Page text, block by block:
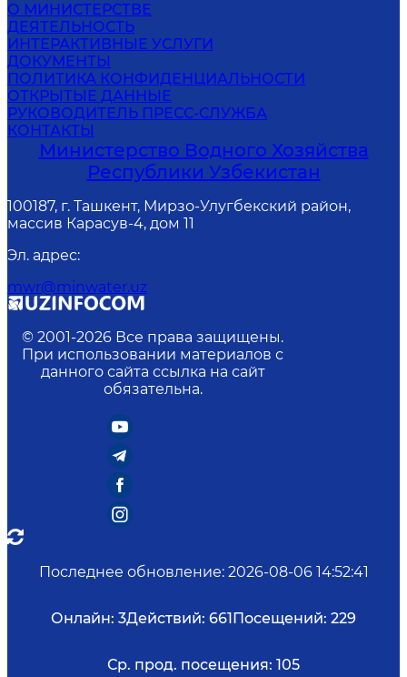
О МИНИСТЕРСТВЕ
ДЕЯТЕЛЬНОСТЬ
ИНТЕРАКТИВНЫЕ УСЛУГИ
ДОКУМЕНТЫ
ПОЛИТИКА КОНФИДЕНЦИАЛЬНОСТИ
ОТКРЫТЫЕ ДАННЫЕ
РУКОВОДИТЕЛЬ ПРЕСС-СЛУЖБА
КОНТАКТЫ
Министерство Водного Хозяйства
Республики Узбекистан
100187, г. Ташкент, Мирзо-Улугбекский район,
массив Карасув-4, дом 11
Эл. адрес:
mwr@minwater.uz
© 2001-2026 Все права защищены.
При использовании материалов с
данного сайта ссылка на сайт
обязательна.
Последнее обновление: 2026-08-06 14:52:41
Онлайн: 3Действий: 661Посещений: 229
Ср. прод. посещения: 105